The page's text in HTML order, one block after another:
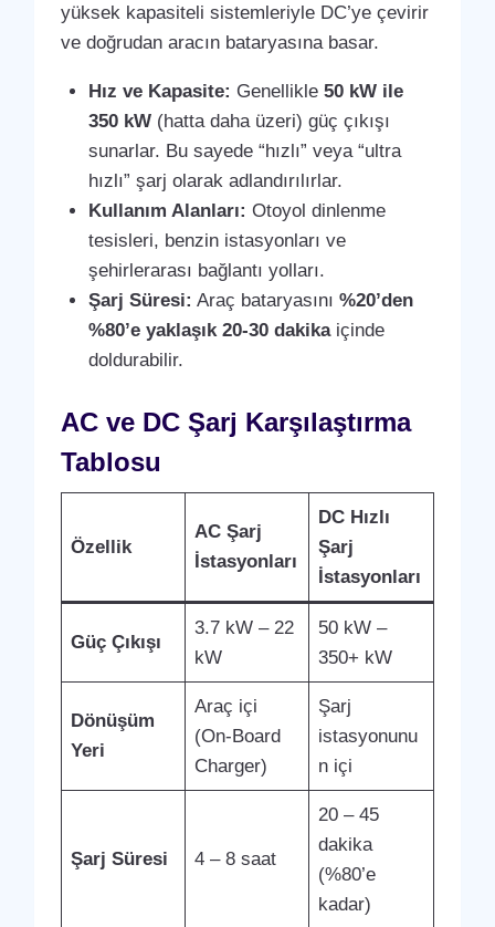
yüksek kapasiteli sistemleriyle DC’ye çevirir
ve doğrudan aracın bataryasına basar.
Hız ve Kapasite: Genellikle50 kW ile
350 kW (hatta daha üzeri) güç çıkışı
sunarlar. Bu sayede “hızlı” veya “ultra
hızlı” şarj olarak adlandırılırlar.
Kullanım Alanları: Otoyol dinlenme
tesisleri, benzin istasyonları ve
şehirlerarası bağlantı yolları.
Şarj Süresi: Araç bataryasını%20’den
%80’e yaklaşık 20-30 dakikaiçinde
doldurabilir.
AC ve DC Şarj Karşılaştırma
Tablosu
Özellik
AC Şarj
İstasyonları
DC Hızlı
Şarj
İstasyonları
Güç Çıkışı
3.7 kW – 22
kW
50 kW –
350+ kW
Dönüşüm
Yeri
Araç içi
(On-Board
Charger)
Şarj
istasyonunu
n içi
Şarj Süresi 4 – 8 saat
20 – 45
dakika
(%80’e
kadar)